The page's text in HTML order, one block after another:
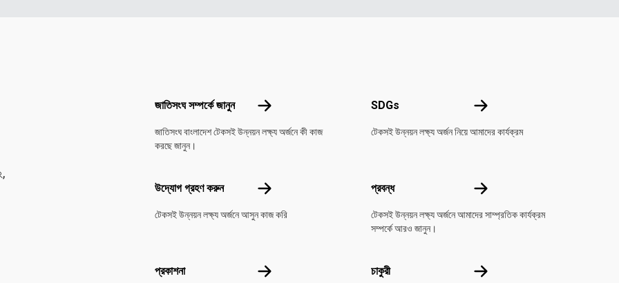
জাতিসংঘ সম্পর্কে জানুন জাতিসংঘ সম্পর্কে জানুন
জাতিসংঘ বাংলাদেশ টেকসই উন্নয়ন লক্ষ্য অর্জনে কী কাজ
করছে জানুন।
SDGs SDGs
টেকসই উন্নয়ন লক্ষ্য অর্জন নিয়ে আমাদের কার্যক্রম
উদ্যোগ গ্রহণ করুন উদ্যোগ গ্রহণ করুন
টেকসই উন্নয়ন লক্ষ্য অর্জনে আসুন কাজ করি
প্রবন্ধ প্রবন্ধ
টেকসই উন্নয়ন লক্ষ্য অর্জনে আমাদের সাম্প্রতিক কার্যক্রম
সম্পর্কে আরও জানুন।
প্রকাশনা প্রকাশনা চাকুরী চাকুরী